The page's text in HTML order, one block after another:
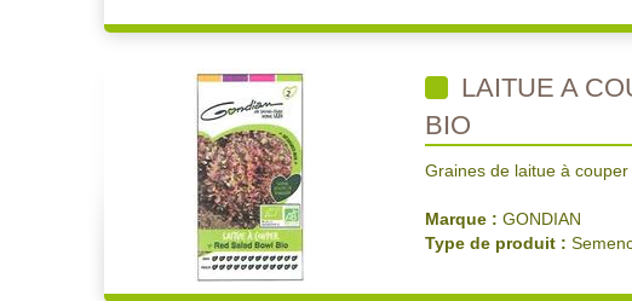
LAITUE A
BIO
Graines de laitue à
Marque : GONDIAN
Type de produit :